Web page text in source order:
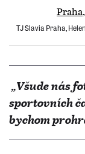
TJ Slavia Praha,
„Všude nás
sportovních
bychom